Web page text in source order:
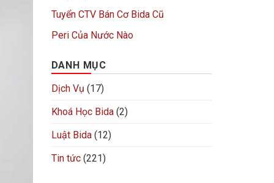
Tuyển CTV Bán Cơ Bida Cũ
Peri Của Nước Nào
DANH MỤC
Dịch Vụ (17)
Khoá Học Bida(2)
Luật Bida(12)
Tin tức(221)